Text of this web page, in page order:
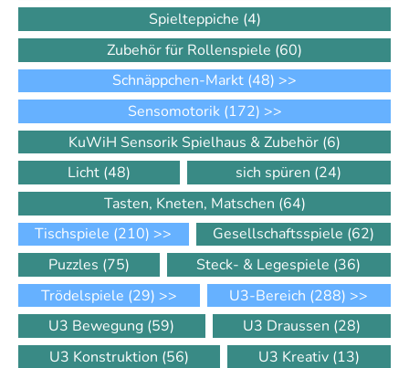
Spielteppiche (4)
Zubehör für Rollenspiele (60)
Schnäppchen-Markt (48) >>
Sensomotorik (172) >>
KuWiH Sensorik Spielhaus & Zubehör (6)
Licht (48) sich spüren (24)
Tasten, Kneten, Matschen (64)
Tischspiele (210) >> Gesellschaftsspiele (62)
Puzzles (75) Steck- & Legespiele (36)
Trödelspiele (29) >> U3-Bereich (288) >>
U3 Bewegung (59) U3 Draussen (28)
U3 Konstruktion (56) U3 Kreativ (13)